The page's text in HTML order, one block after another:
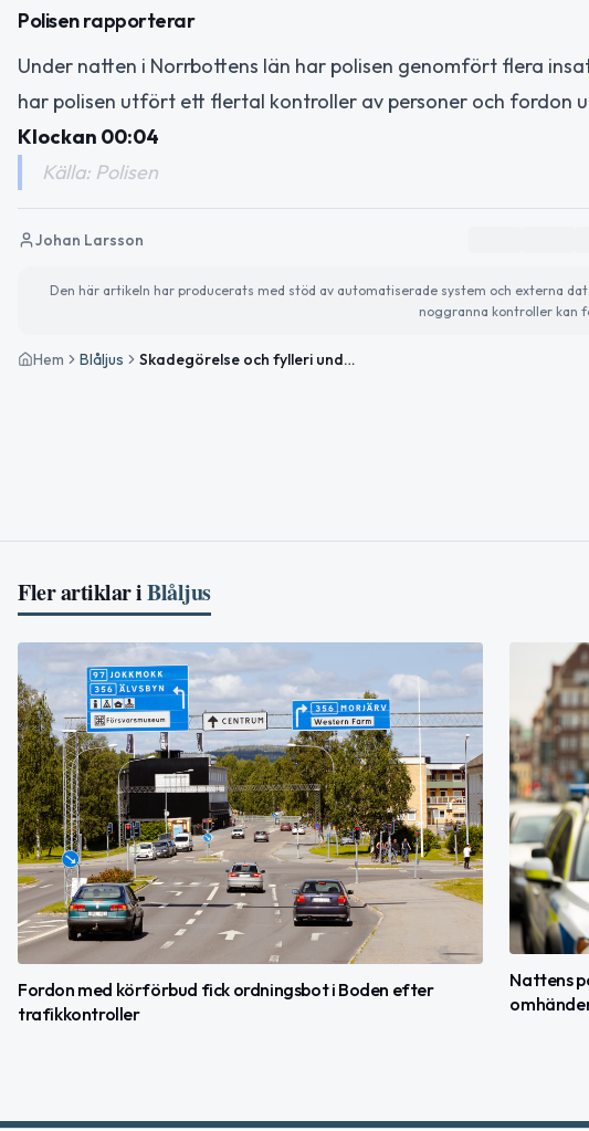
Polisen rapporterar
Under natten i Norrbottens län har polisen genomfört flera
har polisen utfört ett flertal kontroller av personer och fordon
Klockan 00:04
Källa: Polisen
Johan Larsson
Den här artikeln har producerats med stöd av automatiserade system och externa
noggranna kontroller kan
Hem Blåljus Skadegörelse och fylleri under natten i Norrbotten
Fler artiklar iBlåljus
Fordon med körförbud fick ordningsbot i Boden efter
trafikkontroller
Nattens